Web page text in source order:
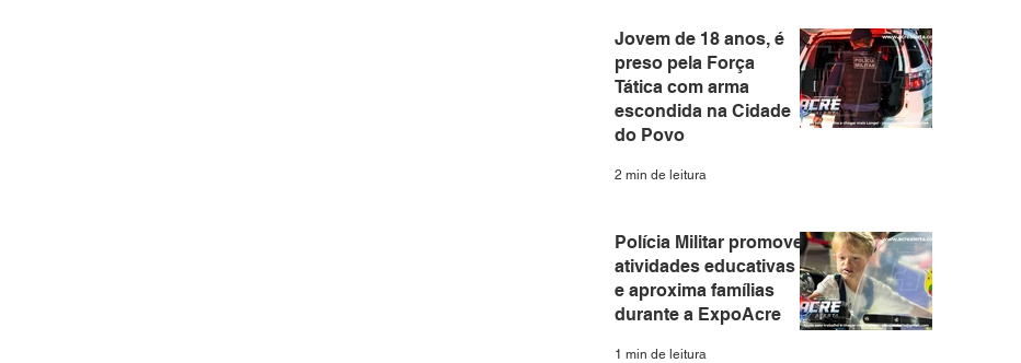
Jovem de 18 anos, é
preso pela Força
Tática com arma
escondida na Cidade
do Povo
2 min de leitura
Polícia Militar promove
atividades educativas
e aproxima famílias
durante a ExpoAcre
1 min de leitura